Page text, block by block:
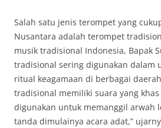
Salah satu jenis terompet yang
Nusantara adalah terompet
musik tradisional Indonesia, Bapak
tradisional sering digunakan dalam
ritual keagamaan di berbagai
tradisional memiliki suara yang
digunakan untuk memanggil arwah
tanda dimulainya acara adat,”